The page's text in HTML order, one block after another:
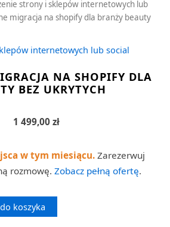
strony i sklepów internetowych lub
migracja na shopify dla branży beauty
internetowych lub social
NA SHOPIFY DLA
BEZ UKRYTYCH
1 499,00 zł
w tym miesiącu. Zarezerwuj
rozmowę. Zobacz pełną ofertę.
koszyka